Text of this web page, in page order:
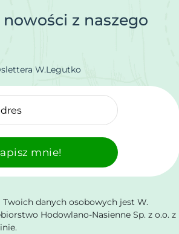
z naszego
W.Legutko
mnie!
danych osobowych jest W.
Hodowlano-Nasienne Sp. z o.o. z